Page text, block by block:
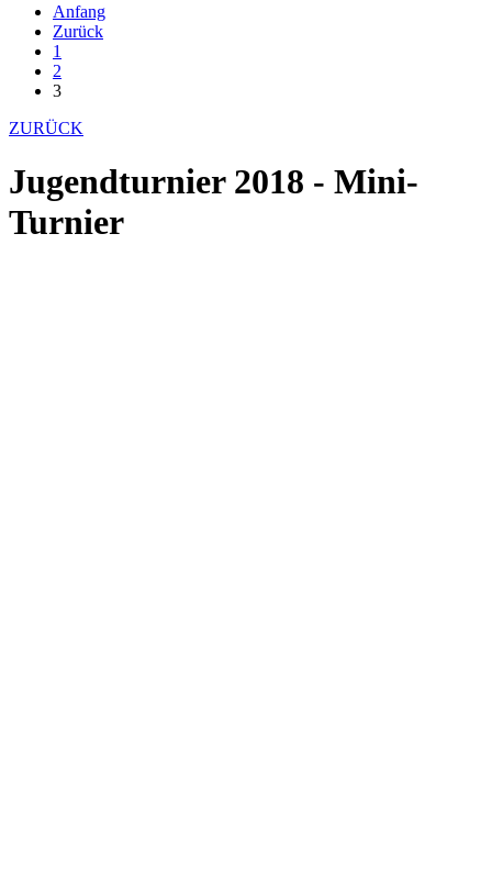
Anfang
Zurück
1
2
3
ZURÜCK
Jugendturnier 2018 - Mini-
Turnier